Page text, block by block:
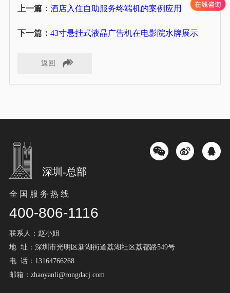
上一篇： 酒店入住自助服务终端机的案例应用
下一篇： 43寸悬挂式液晶广告机在电影院水牌展示
返回
深圳-总部
全 国 服 务 热 线
400-806-1116
联系人：赵小姐
地 址：深圳市光明区新湖街道荔湖社区荔都路549号
电 话：13164766268
邮箱：zhaoyanli@rongdacj.com